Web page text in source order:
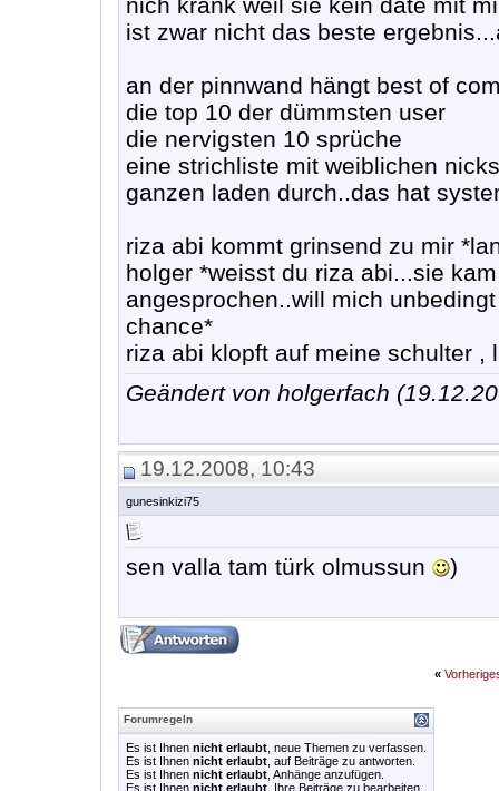
ist zwar nicht das beste
an der pinnwand hängt best of
die top 10 der dümmsten user
die nervigsten 10 sprüche
eine strichliste mit weiblichen
ganzen laden durch..das hat
riza abi kommt grinsend zu mir
holger *weisst du riza abi...sie
angesprochen..will mich
chance*
riza abi klopft auf meine schulter ,
Geändert von holgerfach
19.12.2008, 10:43
gunesinkizi75
sen valla tam türk olmussun )
«
Forumregeln
Es ist Ihnen nicht erlaubt , neue Themen zu verfassen.
Es ist Ihnen nicht erlaubt , auf Beiträge zu antworten.
Es ist Ihnen nicht erlaubt , Anhänge anzufügen.
Es ist Ihnen nicht erlaubt , Ihre Beiträge zu bearbeiten.